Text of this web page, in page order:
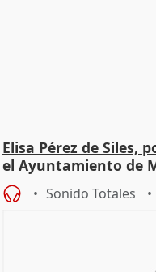
Elisa Pérez de Siles,
el Ayuntamiento de
Sonido Totales